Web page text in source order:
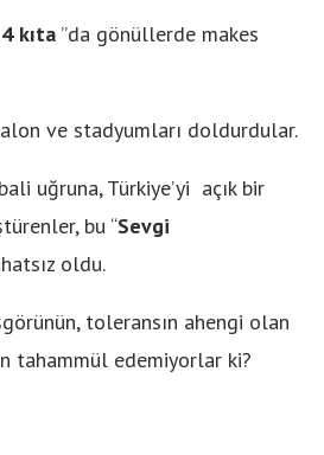
kıta ”da gönüllerde makes
ve stadyumları doldurdular.
uğruna, Türkiye’yi açık bir
bu “Sevgi
oldu.
toleransın ahengi olan
tahammül edemiyorlar ki?